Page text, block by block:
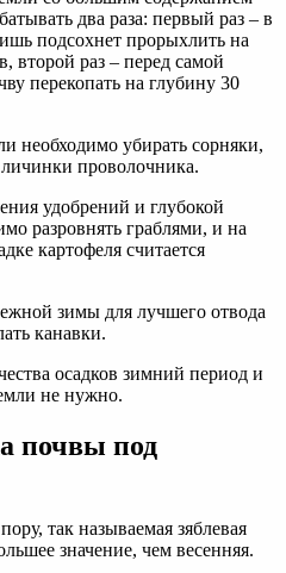
два раза: первый раз – в
подсохнет прорыхлить на
второй раз – перед самой
перекопать на глубину 30
необходимо убирать сорняки,
проволочника.
удобрений и глубокой
разровнять граблями, и на
картофеля считается
зимы для лучшего отвода
канавки.
осадков зимний период и
не нужно.
почвы под
так называемая зяблевая
значение, чем весенняя.